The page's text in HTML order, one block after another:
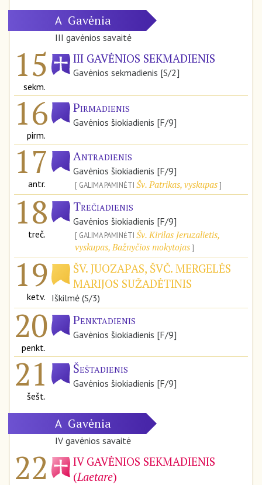
A Gavėnia
III gavėnios savaitė
15
sekm.
III GAVĖNIOS SEKMADIENIS
Gavėnios sekmadienis [S/2]
16
pirm.
Pirmadienis
Gavėnios šiokiadienis [F/9]
17
antr.
Antradienis
Gavėnios šiokiadienis [F/9]
GALIMA PAMINĖTI Šv. Patrikas, vyskupas
18
treč.
Trečiadienis
Gavėnios šiokiadienis [F/9]
GALIMA PAMINĖTI Šv. Kirilas Jeruzalietis,
vyskupas, Bažnyčios mokytojas
19
ketv.
ŠV. JUOZAPAS, ŠVČ. MERGELĖS
MARIJOS SUŽADĖTINIS
Iškilmė (S/3)
20
penkt.
Penktadienis
Gavėnios šiokiadienis [F/9]
21
šešt.
Šeštadienis
Gavėnios šiokiadienis [F/9]
A Gavėnia
IV gavėnios savaitė
22
IV GAVĖNIOS SEKMADIENIS
(Laetare)